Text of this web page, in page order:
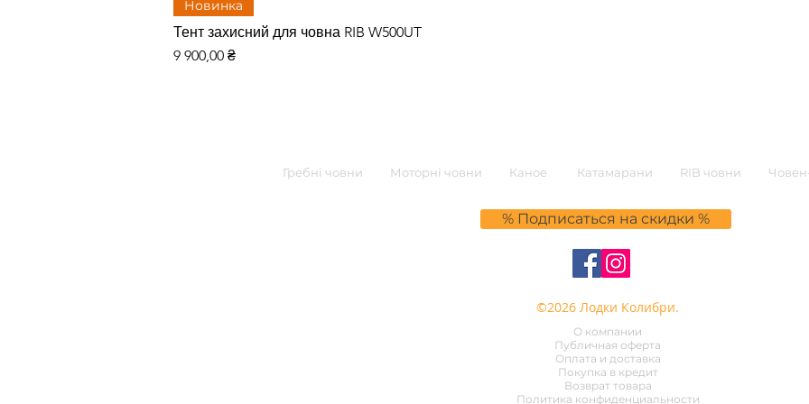
Новинка
Тент захисний для човна RIB W500UT
Цена
9 900,00 ₴
Гребні човни Моторні човни Каное Катамарани RIB човни
% Подписаться на скидки %
©2026 Лодки Колибри.
О компании
Публичная оферта
Оплата и доставка
Покупка в кредит
Возврат товара
Политика конфиденциальности